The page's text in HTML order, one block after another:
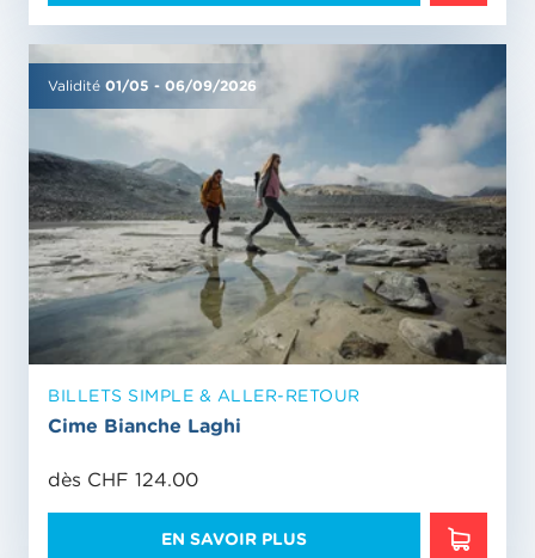
Validité 01/05 - 06/09/2026
BILLETS SIMPLE & ALLER-RETOUR
Cime Bianche Laghi
dès CHF 124.00
EN SAVOIR PLUS EN